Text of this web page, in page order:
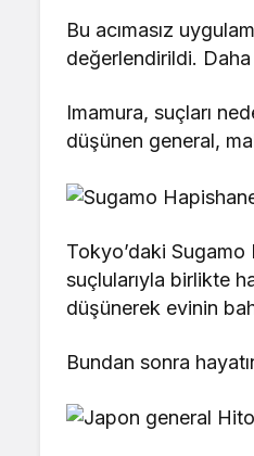
Bu acımasız
değerlendirildi. Daha
Imamura, suçları
düşünen general,
Tokyo’daki Sugamo
suçlularıyla birlikte
düşünerek evinin
Bundan sonra